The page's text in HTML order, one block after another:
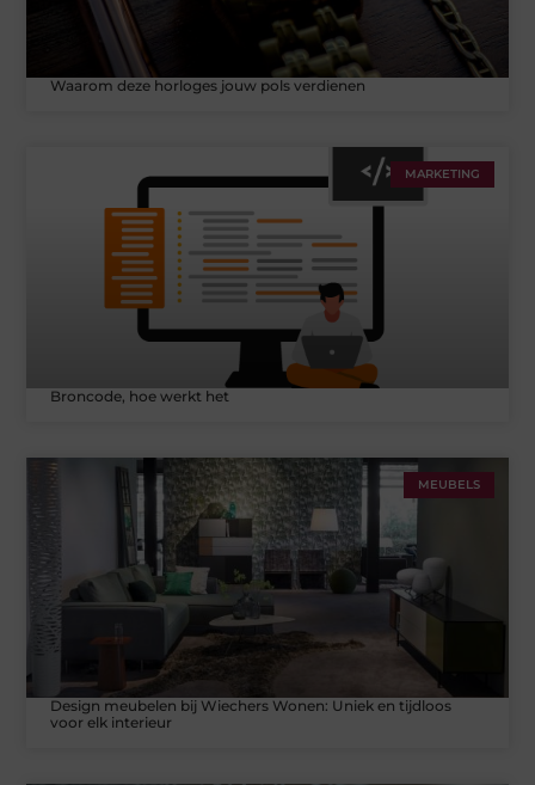
Waarom deze horloges jouw pols verdienen
MARKETING
Broncode, hoe werkt het
MEUBELS
Design meubelen bij Wiechers Wonen: Uniek en tijdloos
voor elk interieur